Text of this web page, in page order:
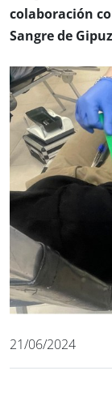
colaboración
Sangre de
21/06/2024